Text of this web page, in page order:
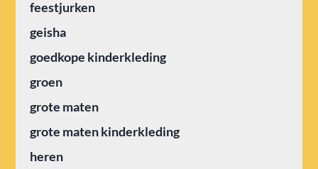
feestjurken
geisha
goedkope kinderkleding
groen
grote maten
grote maten kinderkleding
heren